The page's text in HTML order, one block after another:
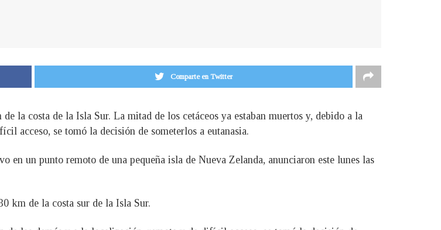
Comparte en Twitter
la costa de la Isla Sur. La mitad de los cetáceos ya estaban muertos y, debido a la
acceso, se tomó la decisión de someterlos a eutanasia.
en un punto remoto de una pequeña isla de Nueva Zelanda, anunciaron este lunes las
km de la costa sur de la Isla Sur.